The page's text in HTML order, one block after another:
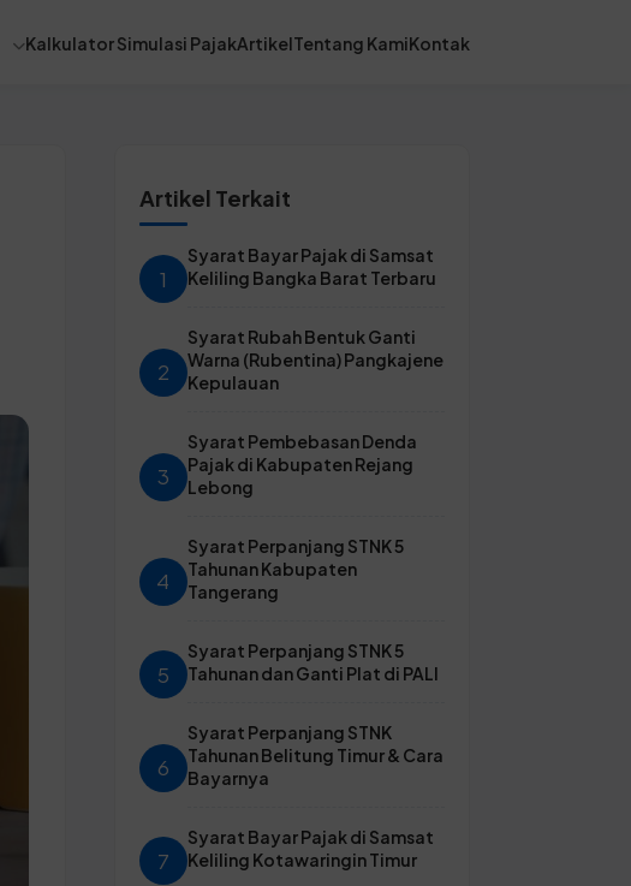
Kalkulator Simulasi PajakArtikelTentang KamiKontak
Artikel Terkait
1
Syarat Bayar Pajak di Samsat
Keliling Bangka Barat Terbaru
2
Syarat Rubah Bentuk Ganti
Warna (Rubentina) Pangkajene
Kepulauan
3
Syarat Pembebasan Denda
Pajak di Kabupaten Rejang
Lebong
4
Syarat Perpanjang STNK 5
Tahunan Kabupaten
Tangerang
5
Syarat Perpanjang STNK 5
Tahunan dan Ganti Plat di PALI
6
Syarat Perpanjang STNK
Tahunan Belitung Timur & Cara
Bayarnya
7
Syarat Bayar Pajak di Samsat
Keliling Kotawaringin Timur